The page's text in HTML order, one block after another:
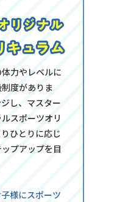
力やレベルに
度がありま
し、マスター
スポーツオリ
ひとりに応じ
プアップを目
様にスポーツ